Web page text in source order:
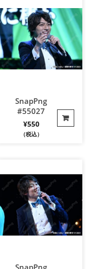
SnapPng
#55027
¥550
（税込）
SnapPng